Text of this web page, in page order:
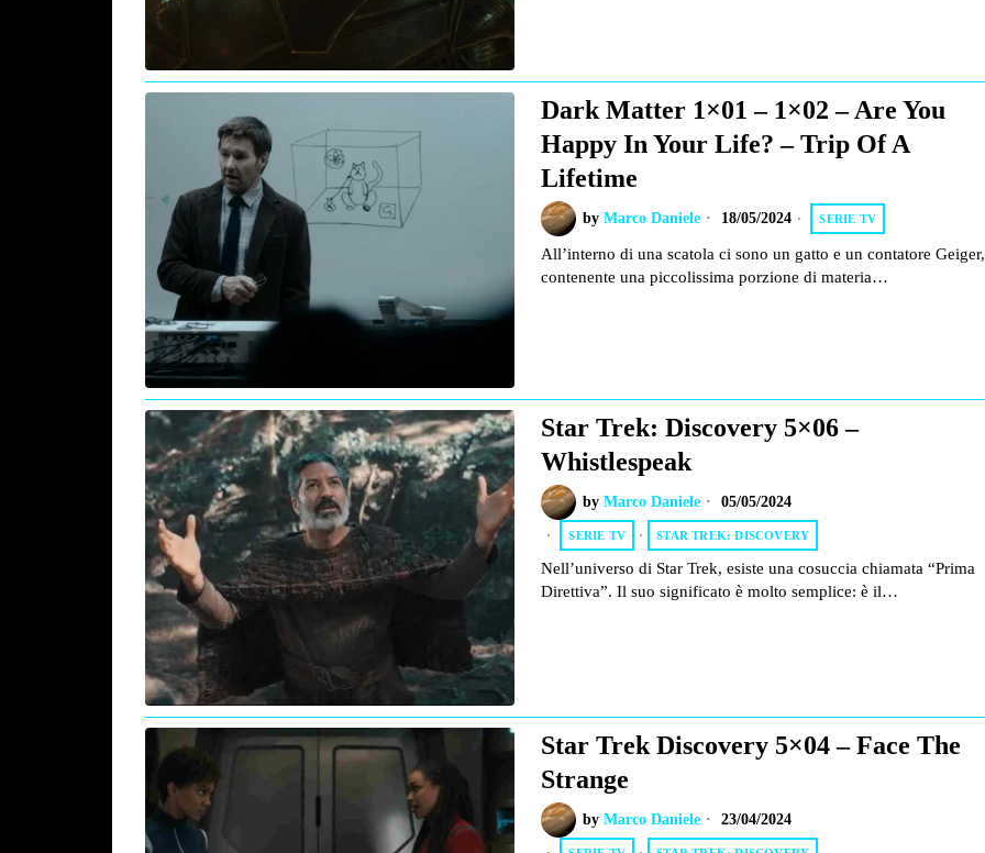
Dark Matter 1×01 – 1×02 – Are You
Happy In Your Life? – Trip Of A
Lifetime
by Marco Daniele 18/05/2024 SERIE TV
All’interno di una scatola ci sono un gatto e un contatore Geiger,
contenente una piccolissima porzione di materia…
Star Trek: Discovery 5×06 –
Whistlespeak
by Marco Daniele 05/05/2024
SERIE TV · STAR TREK: DISCOVERY
Nell’universo di Star Trek, esiste una cosuccia chiamata “Prima
Direttiva”. Il suo significato è molto semplice: è il…
Star Trek Discovery 5×04 – Face The
Strange
by Marco Daniele 23/04/2024